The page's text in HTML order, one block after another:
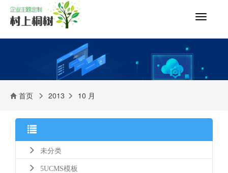
切
导
首页 2013 10 月
未分类
5UCMS模板